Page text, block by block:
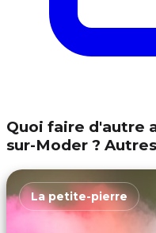
Quoi faire d'autre
sur-Moder ?
La petite-pierre